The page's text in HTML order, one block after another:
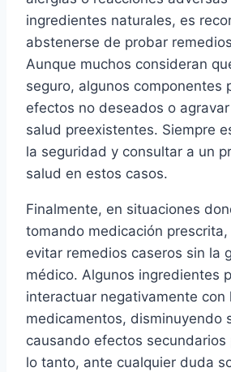
ingredientes naturales, es
abstenerse de probar
Aunque muchos consideran
seguro, algunos componentes
efectos no deseados o
salud preexistentes. Siempre
la seguridad y consultar a un
salud en estos casos.
Finalmente, en situaciones
tomando medicación
evitar remedios caseros sin la
médico. Algunos ingredientes
interactuar negativamente con
medicamentos, disminuyendo
causando efectos secundarios
lo tanto, ante cualquier duda